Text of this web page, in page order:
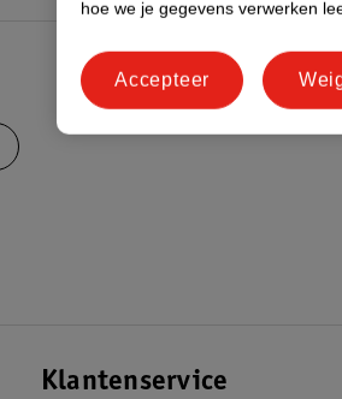
Klantenservice
hoe we je gegevens verwerken
Accepteer